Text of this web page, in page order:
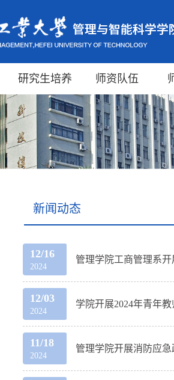
研究生培养 师资队伍
新闻动态
12/16
2024
管理学院工商管理系
12/03
2024
学院开展2024年青年
11/18
2024
管理学院开展消防应急